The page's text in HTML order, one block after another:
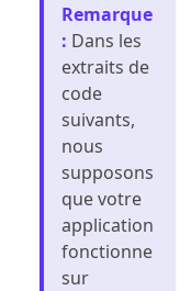
Remarque
: Dans les
extraits de
code
suivants,
nous
supposons
que votre
application
fonctionne
sur